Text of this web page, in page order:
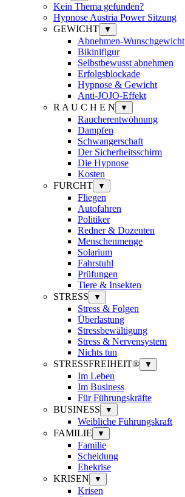
Kein Thema gefunden?
Hypnose Austria Power Sitzung
GEWICHT
▼
Abnehmen-Wunschgewicht
Bikinifigur
Selbstbewusst abnehmen
Erfolgsblockade
Hypnose & Gewicht
Anti-JOJO-Effekt
R A U C H E N
▼
Raucherentwöhnung
Dampfen
Schwangerschaft
Der Sicherheitsschirm
Die Hypnose
Kosten
FURCHT
▼
Fliegen
Autofahren
Politiker
Redner & Dozenten
Menschenmenge
Solarium
Fahrstuhl
Prüfungen
Tiere & Insekten
STRESS
▼
Stress & Folgen
Überlastung
Stressbewältigung
Stress & Nervensystem
Nichts tun
STRESSFREIHEIT®
▼
Im Leben
Im Business
Für Führungskräfte
BUSINESS
▼
Weibliche Führungskraft
FAMILIE
▼
Familie
Scheidung
Ehekrise
KRISEN
▼
Krisen